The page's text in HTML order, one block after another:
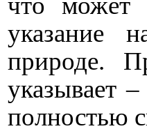
указание
природе.
указывает
полностью